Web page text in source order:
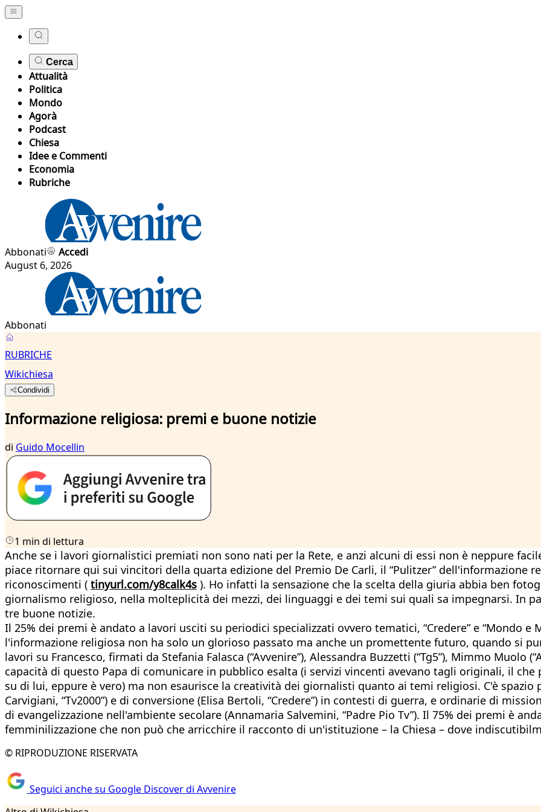
Cerca
Attualità
Politica
Mondo
Agorà
Podcast
Chiesa
Idee e Commenti
Economia
Rubriche
Abbonati
Accedi
August 6, 2026
Abbonati
RUBRICHE
Wikichiesa
Condividi
Informazione religiosa: premi e buone notizie
di Guido Mocellin
1 min di lettura
Anche se i lavori giornalistici premiati non sono nati per la Rete, e anzi alcuni di essi non è neppure
piace ritornare qui sui vincitori della quarta edizione del Premio De Carli, il “Pulitzer” dell'informazione
riconoscimenti ( tinyurl.com/y8calk4s ). Ho infatti la sensazione che la scelta della giuria abbia ben
giornalismo religioso, nella molteplicità dei mezzi, dei linguaggi e dei temi sui quali sa impegnarsi. In
tre buone notizie.
Il 25% dei premi è andato a lavori usciti su periodici specializzati ovvero tematici, “Credere” e “Mondo e
l'informazione religiosa non ha solo un glorioso passato ma anche un promettente futuro, quando si
lavori su Francesco, firmati da Stefania Falasca (“Avvenire”), Alessandra Buzzetti (“Tg5”), Mimmo Muolo
capacità di questo Papa di comunicare in pubblico esalta (i servizi vincenti avevano tagli originali, il
su di lui, eppure è vero) ma non esaurisce la creatività dei giornalisti quanto ai temi religiosi. C'è
Carvigiani, “Tv2000”) e di conversione (Elisa Bertoli, “Credere”) in contesti di guerra, e ordinarie di
di evangelizzazione nell'ambiente secolare (Annamaria Salvemini, “Padre Pio Tv”). Il 75% dei premi è
femminilizzazione che non può che arricchire il racconto di un'istituzione – la Chiesa – dove
© RIPRODUZIONE RISERVATA
Seguici anche su Google Discover di Avvenire